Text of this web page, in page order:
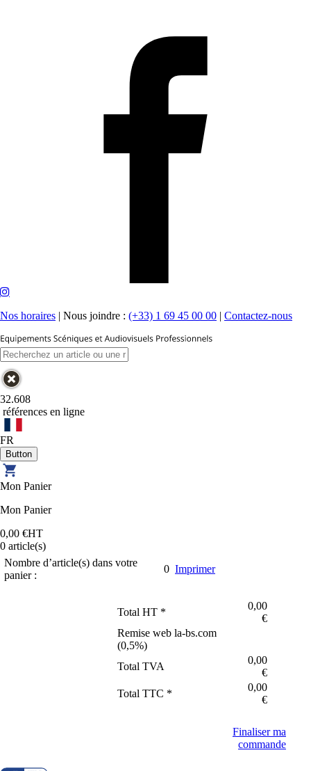
Nos horaires | Nous joindre : (+33) 1 69 45 00 00 | Contactez-nous
32.608
références en ligne
FR
Mon Panier
Mon Panier
0,00 €HT
0 article(s)
Nombre d’article(s) dans votre
panier :
0 Imprimer
Total HT *
0,00
€
Remise web la-bs.com
(0,5%)
Total TVA
0,00
€
Total TTC *
0,00
€
Finaliser ma
commande